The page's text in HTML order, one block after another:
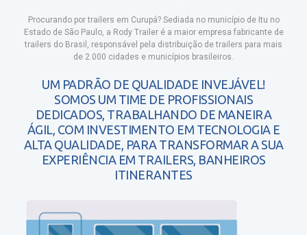
Procurando por trailers em Curupá?Sediada no município de Itu no
Estado de São Paulo, a Rody Trailer é a maior empresa fabricante de
trailers do Brasil, responsável pela distribuição de trailers para mais
de 2.000 cidades e municípios brasileiros.
UM PADRÃO DE QUALIDADE INVEJÁVEL!
SOMOS UM TIME DE PROFISSIONAIS
DEDICADOS, TRABALHANDO DE MANEIRA
ÁGIL, COM INVESTIMENTO EM TECNOLOGIA E
ALTA QUALIDADE, PARA TRANSFORMAR A SUA
EXPERIÊNCIA EM TRAILERS, BANHEIROS
ITINERANTES